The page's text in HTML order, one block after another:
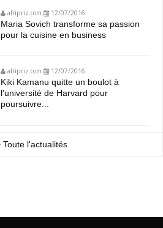
afripriz.com 12/07/2016
Maria Sovich transforme sa passion
pour la cuisine en business
afripriz.com 12/07/2016
Kiki Kamanu quitte un boulot à
l'université de Harvard pour
poursuivre...
Toute l'actualités